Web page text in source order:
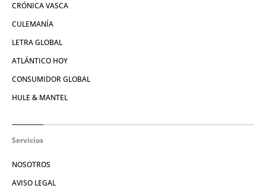
CRÓNICA VASCA
CULEMANÍA
LETRA GLOBAL
ATLÁNTICO HOY
CONSUMIDOR GLOBAL
HULE & MANTEL
Servicios
NOSOTROS
AVISO LEGAL